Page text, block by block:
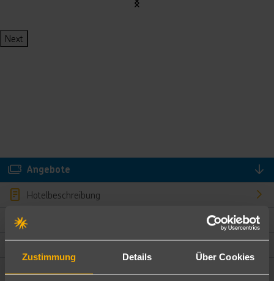
Zustimmung Details Über Cookies
Next
Angebote
Hotelbeschreibung
Bewertungen